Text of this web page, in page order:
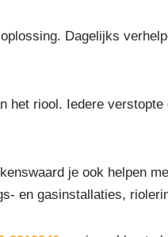
Dagelijks
riool. Iedere
je ook helpen
en gasinstallaties,